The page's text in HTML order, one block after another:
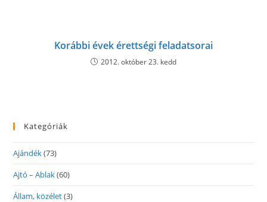
Korábbi évek érettségi feladatsorai
2012. október 23. kedd
Kategóriák
Ajándék(73)
Ajtó – Ablak(60)
Állam, közélet(3)